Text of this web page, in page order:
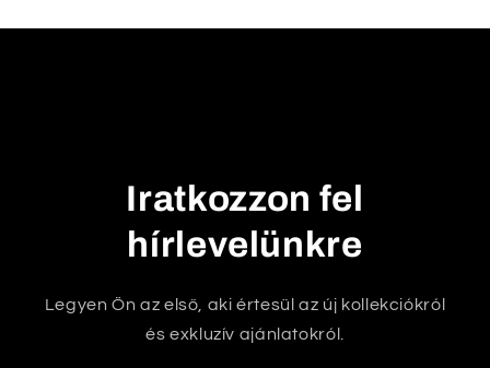
k
Iratkozzon fel
hírlevelünkre
Legyen Ön az első, aki értesül az új kollekciókról
és exkluzív ajánlatokról.